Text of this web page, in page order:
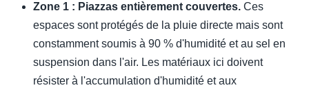
Zone 1 : Piazzas entièrement couvertes. Ces
espaces sont protégés de la pluie directe mais sont
constamment soumis à 90 % d'humidité et au sel en
suspension dans l'air. Les matériaux ici doivent
résister à l'accumulation d'humidité et aux